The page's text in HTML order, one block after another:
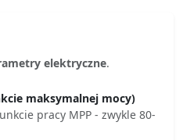
elektryczne.
maksymalnej mocy)
pracy MPP - zwykle 80-